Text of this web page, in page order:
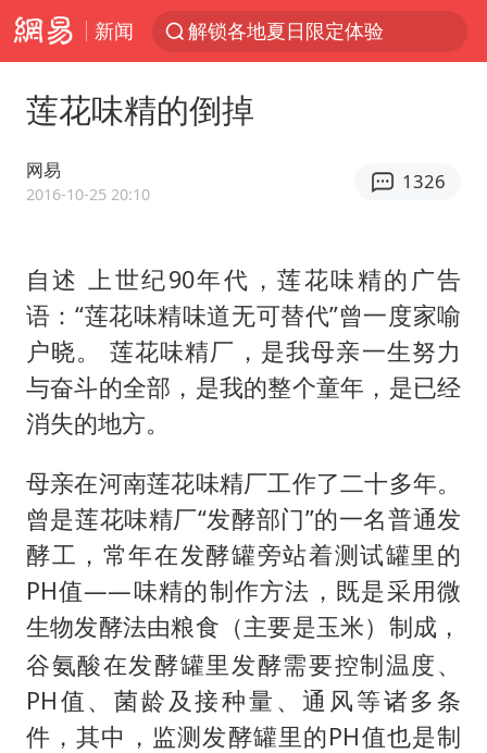
新闻
解锁各地夏日限定体验
四川宜宾市珙县发生3.4级地震
香港宏福苑火灾或由烟头引起
浙江台州《告全体市民书》
上海多家景点临时闭园或调整运营时间
周末打虎 宋致远被查
台风白海豚实时路径
女子网购名牌包发现是自己丢的那只
多个明星演唱会取消
因定位纠纷男子将外卖员砍成植物人
万岁山接盘烂尾恒大文旅城
Kimi K3也失控了
习近平心系体育强国建设
莲花味精的倒掉
网易
2016-10-25 20:10
1326
自述 上世纪90年代，莲花味精的广告
语：“莲花味精味道无可替代”曾一度家喻
户晓。 莲花味精厂，是我母亲一生努力
与奋斗的全部，是我的整个童年，是已经
消失的地方。
母亲在河南莲花味精厂工作了二十多年。
曾是莲花味精厂“发酵部门”的一名普通发
酵工，常年在发酵罐旁站着测试罐里的
PH值——味精的制作方法，既是采用微
生物发酵法由粮食 （主要是玉米） 制成，
谷氨酸在发酵罐里发酵需要控制温度、
PH值、菌龄及接种量、通风等诸多条
件，其中，监测发酵罐里的PH值也是制